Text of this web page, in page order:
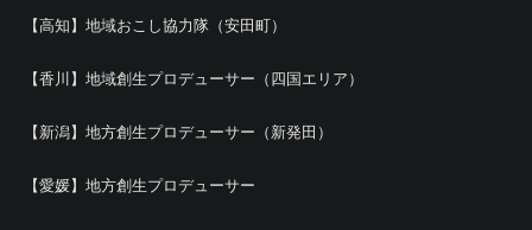
【高知】地域おこし協力隊（安田町）
【香川】地域創生プロデューサー（四国エリア）
【新潟】地方創生プロデューサー（新発田）
【愛媛】地方創生プロデューサー